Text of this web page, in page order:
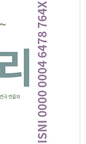
연극 연출자 ISNI 0000 0004 6478 764X